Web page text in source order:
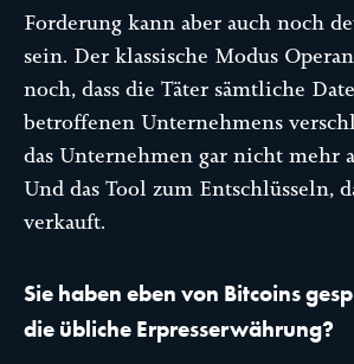
Forderung kann aber auch noch
sein. Der klassische Modus
noch, dass die Täter sämtliche
betroffenen Unternehmens
das Unternehmen gar nicht mehr
Und das Tool zum Entschlüsseln,
verkauft.
Sie haben eben von Bitcoins
die übliche Erpresserwährung?